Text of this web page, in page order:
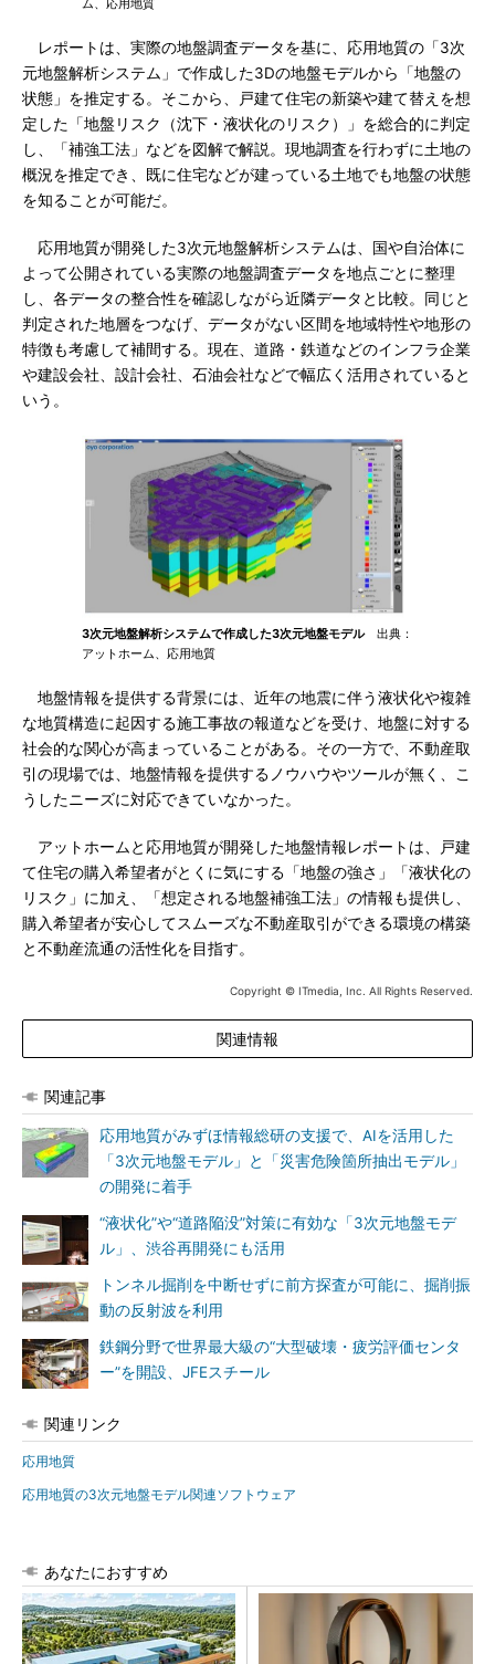
ム、応用地質
レポートは、実際の地盤調査データを基に、応用地質の「3次
元地盤解析システム」で作成した3Dの地盤モデルから「地盤の
状態」を推定する。そこから、戸建て住宅の新築や建て替えを想
定した「地盤リスク（沈下・液状化のリスク）」を総合的に判定
し、「補強工法」などを図解で解説。現地調査を行わずに土地の
概況を推定でき、既に住宅などが建っている土地でも地盤の状態
を知ることが可能だ。
応用地質が開発した3次元地盤解析システムは、国や自治体に
よって公開されている実際の地盤調査データを地点ごとに整理
し、各データの整合性を確認しながら近隣データと比較。同じと
判定された地層をつなげ、データがない区間を地域特性や地形の
特徴も考慮して補間する。現在、道路・鉄道などのインフラ企業
や建設会社、設計会社、石油会社などで幅広く活用されていると
いう。
3次元地盤解析システムで作成した3次元地盤モデル出典：
アットホーム、応用地質
地盤情報を提供する背景には、近年の地震に伴う液状化や複雑
な地質構造に起因する施工事故の報道などを受け、地盤に対する
社会的な関心が高まっていることがある。その一方で、不動産取
引の現場では、地盤情報を提供するノウハウやツールが無く、こ
うしたニーズに対応できていなかった。
アットホームと応用地質が開発した地盤情報レポートは、戸建
て住宅の購入希望者がとくに気にする「地盤の強さ」「液状化の
リスク」に加え、「想定される地盤補強工法」の情報も提供し、
購入希望者が安心してスムーズな不動産取引ができる環境の構築
と不動産流通の活性化を目指す。
Copyright © ITmedia, Inc. All Rights Reserved.
関連情報
関連記事
応用地質がみずほ情報総研の支援で、AIを活用した
「3次元地盤モデル」と「災害危険箇所抽出モデル」
の開発に着手
“液状化”や“道路陥没”対策に有効な「3次元地盤モデ
ル」、渋谷再開発にも活用
トンネル掘削を中断せずに前方探査が可能に、掘削振
動の反射波を利用
鉄鋼分野で世界最大級の“大型破壊・疲労評価センタ
ー”を開設、JFEスチール
関連リンク
応用地質
応用地質の3次元地盤モデル関連ソフトウェア
あなたにおすすめ